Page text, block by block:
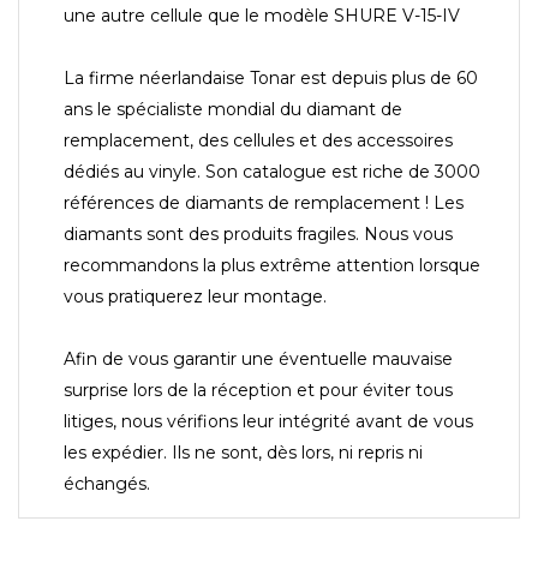
une autre cellule que le modèle SHURE V-15-IV
La firme néerlandaise Tonar est depuis plus de 60
ans le spécialiste mondial du diamant de
remplacement, des cellules et des accessoires
dédiés au vinyle. Son catalogue est riche de 3000
références de diamants de remplacement ! Les
diamants sont des produits fragiles. Nous vous
recommandons la plus extrême attention lorsque
vous pratiquerez leur montage.
Afin de vous garantir une éventuelle mauvaise
surprise lors de la réception et pour éviter tous
litiges, nous vérifions leur intégrité avant de vous
les expédier. Ils ne sont, dès lors, ni repris ni
échangés.